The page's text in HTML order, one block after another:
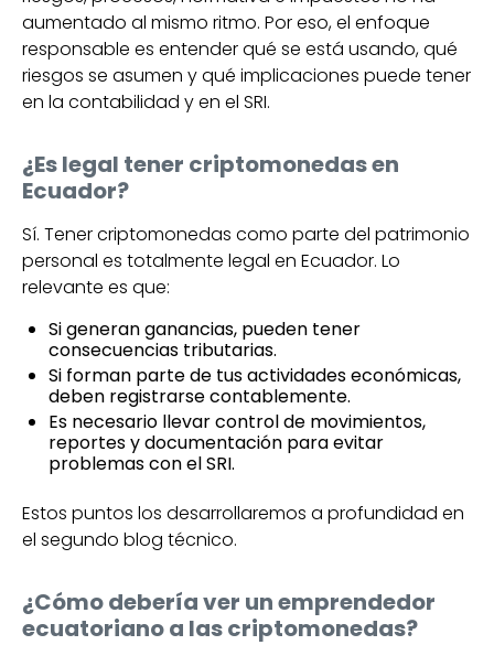
aumentado al mismo ritmo. Por eso, el enfoque
responsable es entender qué se está usando, qué
riesgos se asumen y qué implicaciones puede tener
en la contabilidad y en el SRI.
¿Es legal tener criptomonedas en
Ecuador?
Sí. Tener criptomonedas como parte del patrimonio
personal es totalmente legal en Ecuador. Lo
relevante es que:
Si generan ganancias, pueden tener
consecuencias tributarias.
Si forman parte de tus actividades económicas,
deben registrarse contablemente.
Es necesario llevar control de movimientos,
reportes y documentación para evitar
problemas con el SRI.
Estos puntos los desarrollaremos a profundidad en
el segundo blog técnico.
¿Cómo debería ver un emprendedor
ecuatoriano a las criptomonedas?